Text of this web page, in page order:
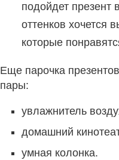
подойдет презент
оттенков хочется
которые
Еще парочка
пары:
увлажнитель
домашний
умная колонка.